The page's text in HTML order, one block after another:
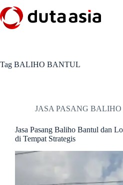
to
content
Tag BALIHO BANTUL
JASA PASANG
Jasa Pasang Baliho Bantul dan
di Tempat Strategis